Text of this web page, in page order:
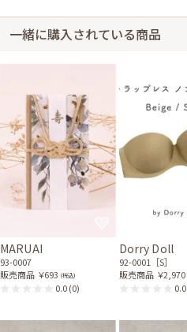
ベージュのラインストーン
ボタンジャケット
一緒に購入されている商品
MARUAI
93-0007
販売商品 ￥693 (税込)
0.0(0)
Dorry Doll
92-0001［S］
販売商品 ￥2,970
0.0